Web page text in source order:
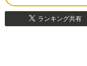
ランキング共有